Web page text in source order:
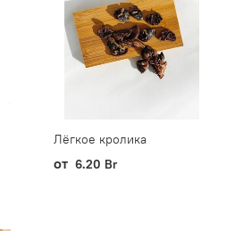
Лёгкое кролика
от 6.20 Br